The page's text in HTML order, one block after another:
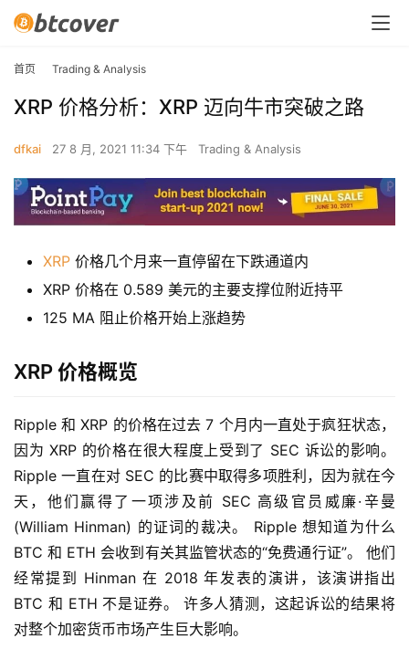
首页 Trading & Analysis
XRP 价格分析：XRP 迈向牛市突破之路
dfkai 27 8 月, 2021 11:34 下午 Trading & Analysis
XRP 价格几个月来一直停留在下跌通道内
XRP 价格在 0.589 美元的主要支撑位附近持平
125 MA 阻止价格开始上涨趋势
XRP 价格概览
Ripple 和 XRP 的价格在过去 7 个月内一直处于疯狂状态，
因为 XRP 的价格在很大程度上受到了 SEC 诉讼的影响。
Ripple 一直在对 SEC 的比赛中取得多项胜利，因为就在今
天，他们赢得了一项涉及前 SEC 高级官员威廉·辛曼
(William Hinman) 的证词的裁决。 Ripple 想知道为什么
BTC 和 ETH 会收到有关其监管状态的“免费通行证”。 他们
经常提到 Hinman 在 2018 年发表的演讲，该演讲指出
BTC 和 ETH 不是证券。 许多人猜测，这起诉讼的结果将
对整个加密货币市场产生巨大影响。